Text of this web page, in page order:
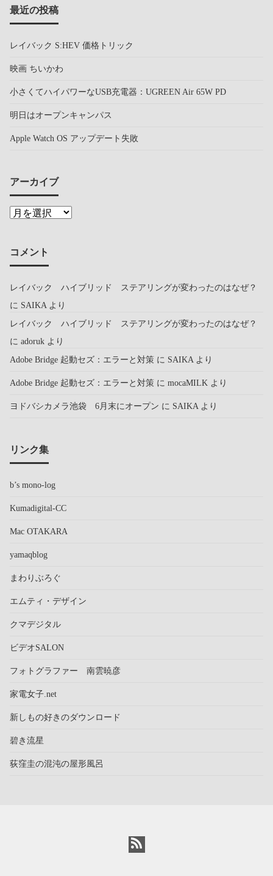
最近の投稿
レイバック S:HEV 価格トリック
映画 ちいかわ
小さくてハイパワーなUSB充電器：UGREEN Air 65W PD
明日はオープンキャンパス
Apple Watch OS アップデート失敗
アーカイブ
コメント
レイバック ハイブリッド ステアリングが変わったのはなぜ？
に SAIKA より
レイバック ハイブリッド ステアリングが変わったのはなぜ？
に adoruk より
Adobe Bridge 起動セズ：エラーと対策 に SAIKA より
Adobe Bridge 起動セズ：エラーと対策 に mocaMILK より
ヨドバシカメラ池袋 6月末にオープン に SAIKA より
リンク集
b’s mono-log
Kumadigital-CC
Mac OTAKARA
yamaqblog
まわりぶろぐ
エムティ・デザイン
クマデジタル
ビデオSALON
フォトグラファー 南雲暁彦
家電女子.net
新しもの好きのダウンロード
碧き流星
荻窪圭の混沌の屋形風呂